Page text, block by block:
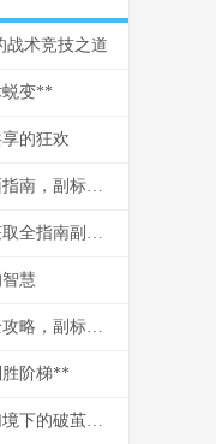
战术竞技之道
蜕变**
的狂欢
车币和平精英怎么买，资深玩家的全面指南，副标题，揭秘安全高效获取车币的实战心得
我的世界怎么找吃的，生存初期食物获取全指南副标题，从啃苹果到烤肉排的进阶之路
慧
和平精英如何得到熊，萌系伙伴获取全攻略，副标题，战术竞技中的温馨陪伴之道
阶梯**
标题：王者荣耀妲己传说皮肤，魅影幻境下的破茧新生，副标题：从建模细节到实战手感的玩家深度剖析